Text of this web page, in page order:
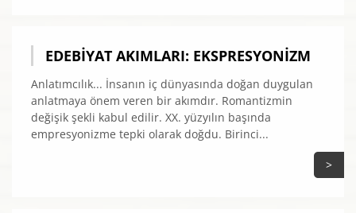
EDEBIYAT AKIMLARI: EKSPRESYONIZM
Anlatımcılık... İnsanın iç dünyasında doğan duygulan
anlatmaya önem veren bir akımdır. Romantizmin
değişik şekli kabul edilir. XX. yüzyılın başında
empresyonizme tepki olarak doğdu. Birinci...
>